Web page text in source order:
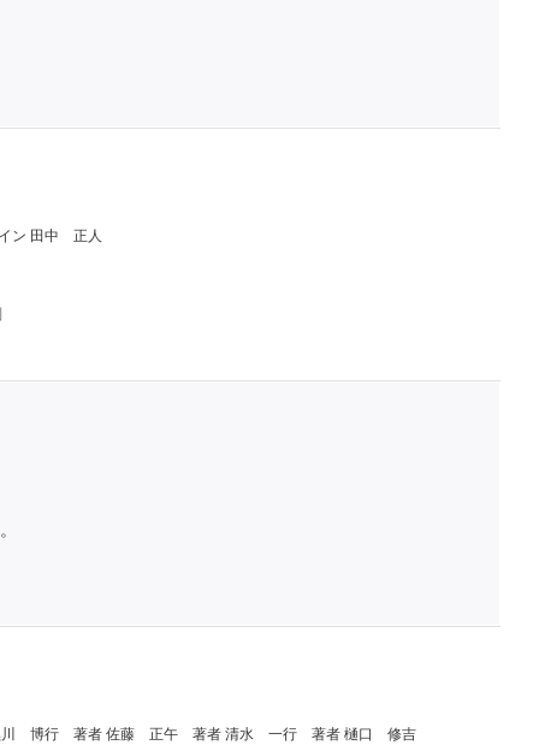
ン 田中 正人
川 博行 著者 佐藤 正午 著者 清水 一行 著者 樋口 修吉